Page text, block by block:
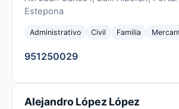
Estepona
Administrativo Civil Familia
951250029
Alejandro López López